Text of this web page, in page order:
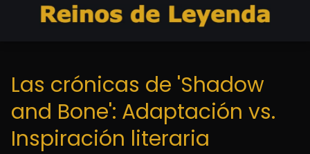
Las crónicas de 'Shadow
and Bone': Adaptación vs.
Inspiración literaria